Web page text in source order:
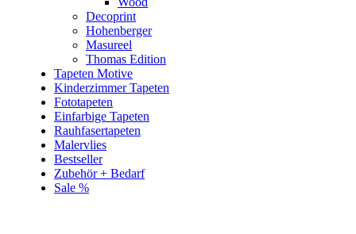
Decoprint
Hohenberger
Masureel
Thomas Edition
Tapeten Motive
Kinderzimmer Tapeten
Fototapeten
Einfarbige Tapeten
Rauhfasertapeten
Malervlies
Bestseller
Zubehör + Bedarf
Sale %